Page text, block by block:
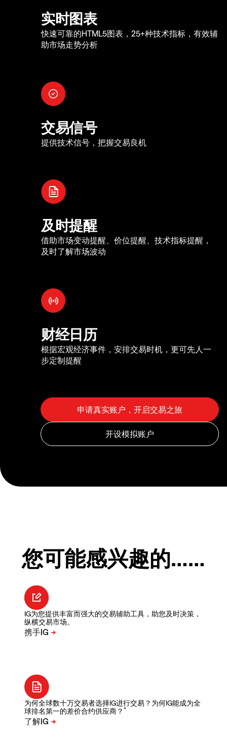
实时图表
快速可靠的HTML5图表，25+种技术指标，有效辅
助市场走势分析
交易信号
提供技术信号，把握交易良机
及时提醒
借助市场变动提醒、价位提醒、技术指标提醒，
及时了解市场波动
财经日历
根据宏观经济事件，安排交易时机，更可先人一
步定制提醒
您可能感兴趣的……
IG为您提供丰富而强大的交易辅助工具，助您及时决策，
纵横交易市场。
为何全球数十万交易者选择IG进行交易？为何IG能成为全
球排名第一的差价合约供应商？ *